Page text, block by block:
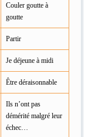
Couler goutte à
goutte
Partir
Je déjeune à midi
Être déraisonnable
Ils n’ont pas
démérité malgré leur
échec…